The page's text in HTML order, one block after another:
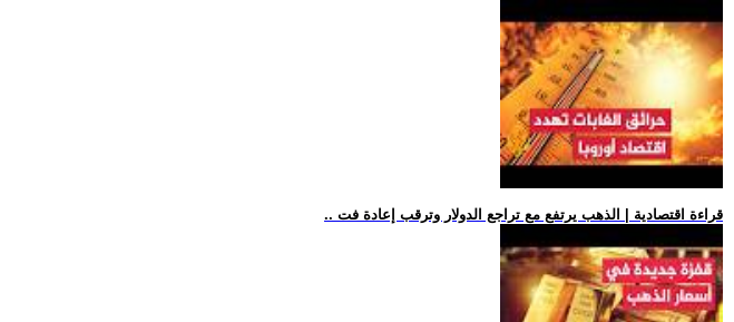
.. قراءة اقتصادية | الذهب يرتفع مع تراجع الدولار وترقب إعادة فت